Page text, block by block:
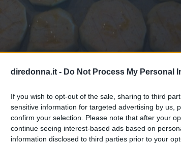
diredonna.it - Do Not Process My Personal
If you wish to opt-out of the sale, sharing to third
sensitive information for targeted advertising by us,
confirm your selection. Please note that after your
continue seeing interest-based ads based on
information disclosed to third parties prior to your
Quando sono dorate disponeteci
nel forno per 5 minuti.